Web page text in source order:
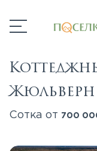
Жюльверн
Сотка от 700